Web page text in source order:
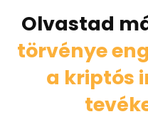
Olvastad
törvénye
a kriptós